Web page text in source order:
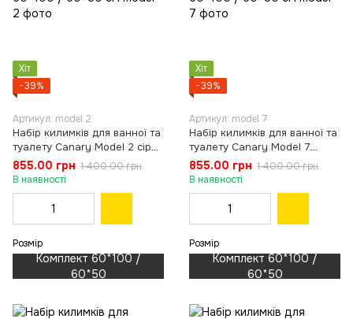
Хіт
−39%
Артикул: model 2
Набір килимків для ванної та
туалету Canary Model 2 сірий
з рожевим, 60×100 / 60×50
см
855.00 грн 1 400.00 грн
В наявності
Розмір
Комплект 60*100 /
60*50
Хіт
−39%
Артикул: model 7
Набір килимків для ванної та
туалету Canary Model 7
білий із синім, 60×100 /
60×50 см
855.00 грн 1 400.00 грн
В наявності
Розмір
Комплект 60*100 /
60*50